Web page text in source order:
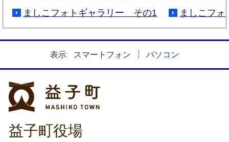
ましこフォトギャラリー その1 ましこフ
表示 スマートフォン パソコン
益子町役場